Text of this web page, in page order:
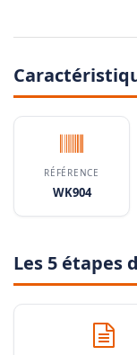
RÉFÉRENCE
WK904
Les 5 étapes